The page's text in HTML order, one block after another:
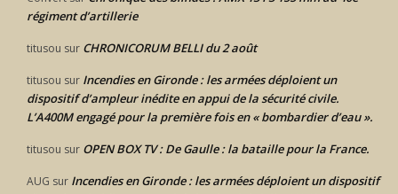
régiment d’artillerie
titusou sur CHRONICORUM BELLI du 2 août
titusou sur Incendies en Gironde : les armées déploient un
dispositif d’ampleur inédite en appui de la sécurité civile.
L’A400M engagé pour la première fois en « bombardier d’eau ».
titusou sur OPEN BOX TV : De Gaulle : la bataille pour la France.
AUG sur Incendies en Gironde : les armées déploient un dispositif